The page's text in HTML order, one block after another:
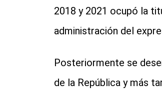
2018 y 2021 ocupó la
administración del
Posteriormente se
de la República y más